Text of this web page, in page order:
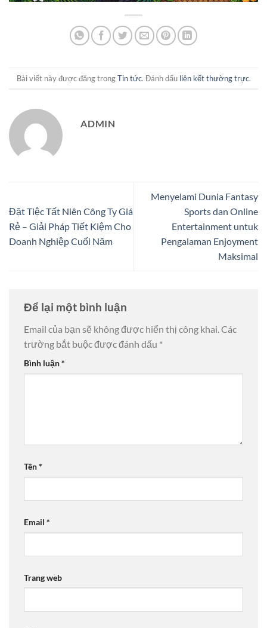
Bài viết này được đăng trongTin tức. Đánh dấu liên kết thường trực.
ADMIN
Đặt Tiệc Tất Niên Công Ty Giá
Rẻ – Giải Pháp Tiết Kiệm Cho
Doanh Nghiệp Cuối Năm
Menyelami Dunia Fantasy
Sports dan Online
Entertainment untuk
Pengalaman Enjoyment
Maksimal
Để lại một bình luận
Email của bạn sẽ không được hiển thị công khai.Các
trường bắt buộc được đánh dấu *
Bình luận*
Tên*
Email *
Trang web